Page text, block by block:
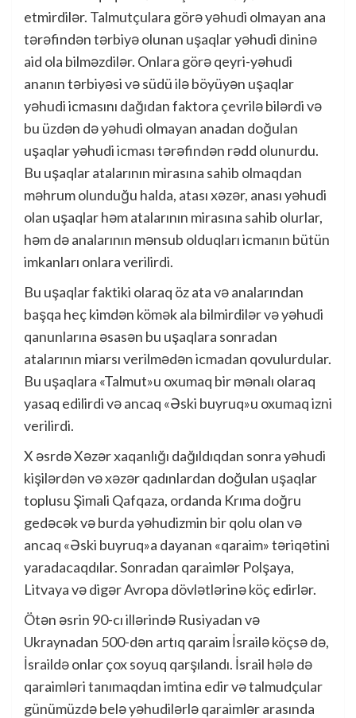
etmirdilər. Talmutçulara görə yəhudi olmayan ana
tərəfindən tərbiyə olunan uşaqlar yəhudi dininə
aid ola bilməzdilər. Onlara görə qeyri-yəhudi
ananın tərbiyəsi və südü ilə böyüyən uşaqlar
yəhudi icmasını dağıdan faktora çevrilə bilərdi və
bu üzdən də yəhudi olmayan anadan doğulan
uşaqlar yəhudi icması tərəfindən rədd olunurdu.
Bu uşaqlar atalarının mirasına sahib olmaqdan
məhrum olunduğu halda, atası xəzər, anası yəhudi
olan uşaqlar həm atalarının mirasına sahib olurlar,
həm də analarının mənsub olduqları icmanın bütün
imkanları onlara verilirdi.
Bu uşaqlar faktiki olaraq öz ata və analarından
başqa heç kimdən kömək ala bilmirdilər və yəhudi
qanunlarına əsasən bu uşaqlara sonradan
atalarının miarsı verilmədən icmadan qovulurdular.
Bu uşaqlara «Talmut»u oxumaq bir mənalı olaraq
yasaq edilirdi və ancaq «Əski buyruq»u oxumaq izni
verilirdi.
X əsrdə Xəzər xaqanlığı dağıldıqdan sonra yəhudi
kişilərdən və xəzər qadınlardan doğulan uşaqlar
toplusu Şimali Qafqaza, ordanda Krıma doğru
gedəcək və burda yəhudizmin bir qolu olan və
ancaq «Əski buyruq»a dayanan «qaraim» təriqətini
yaradacaqdılar. Sonradan qaraimlər Polşaya,
Litvaya və digər Avropa dövlətlərinə köç edirlər.
Ötən əsrin 90-cı illərində Rusiyadan və
Ukraynadan 500-dən artıq qaraim İsrailə köçsə də,
İsraildə onlar çox soyuq qarşılandı. İsrail hələ də
qaraimləri tanımaqdan imtina edir və talmudçular
günümüzdə belə yəhudilərlə qaraimlər arasında